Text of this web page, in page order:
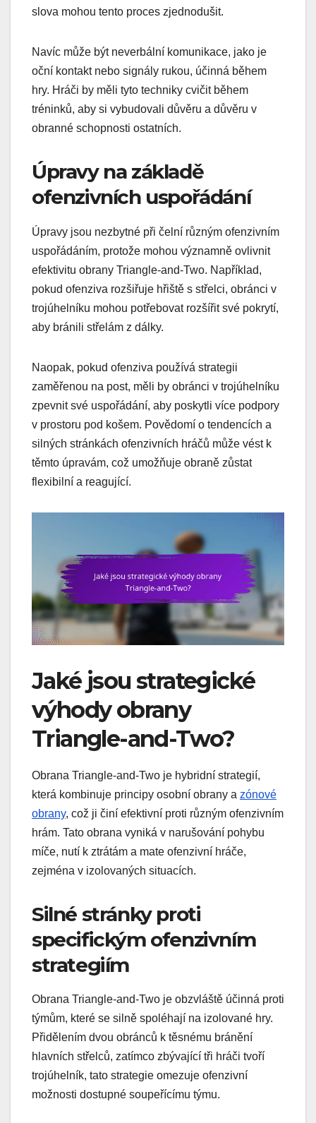
slova mohou tento proces zjednodušit.
Navíc může být neverbální komunikace, jako je
oční kontakt nebo signály rukou, účinná během
hry. Hráči by měli tyto techniky cvičit během
tréninků, aby si vybudovali důvěru a důvěru v
obranné schopnosti ostatních.
Úpravy na základě
ofenzivních uspořádání
Úpravy jsou nezbytné při čelní různým ofenzivním
uspořádáním, protože mohou významně ovlivnit
efektivitu obrany Triangle-and-Two. Například,
pokud ofenziva rozšiřuje hřiště s střelci, obránci v
trojúhelníku mohou potřebovat rozšířit své pokrytí,
aby bránili střelám z dálky.
Naopak, pokud ofenziva používá strategii
zaměřenou na post, měli by obránci v trojúhelníku
zpevnit své uspořádání, aby poskytli více podpory
v prostoru pod košem. Povědomí o tendencích a
silných stránkách ofenzivních hráčů může vést k
těmto úpravám, což umožňuje obraně zůstat
flexibilní a reagující.
Jaké jsou strategické
výhody obrany
Triangle-and-Two?
Obrana Triangle-and-Two je hybridní strategií,
která kombinuje principy osobní obrany a zónové
obrany, což ji činí efektivní proti různým ofenzivním
hrám. Tato obrana vyniká v narušování pohybu
míče, nutí k ztrátám a mate ofenzivní hráče,
zejména v izolovaných situacích.
Silné stránky proti
specifickým ofenzivním
strategiím
Obrana Triangle-and-Two je obzvláště účinná proti
týmům, které se silně spoléhají na izolované hry.
Přidělením dvou obránců k těsnému bránění
hlavních střelců, zatímco zbývající tři hráči tvoří
trojúhelník, tato strategie omezuje ofenzivní
možnosti dostupné soupeřícímu týmu.